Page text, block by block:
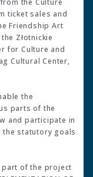
ticket sales and
Friendship Art
Złotnickie
for Culture and
Cultural Center,
the
parts of the
and participate in
the statutory goals
of the project